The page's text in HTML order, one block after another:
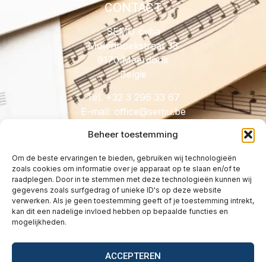
Beheer toestemming
Om de beste ervaringen te bieden, gebruiken wij technologieën
zoals cookies om informatie over je apparaat op te slaan en/of te
raadplegen. Door in te stemmen met deze technologieën kunnen wij
gegevens zoals surfgedrag of unieke ID's op deze website
verwerken. Als je geen toestemming geeft of je toestemming intrekt,
kan dit een nadelige invloed hebben op bepaalde functies en
mogelijkheden.
ACCEPTEREN
CONTACT
SEMU cvba
Molenhoekstraat 33
9170 Meerdonk
België
Tel. +32 3 296 33 67
E-mail:
eb.umes
@eciffo
HANDIG
Licenties
Tarieven
Wetgeving